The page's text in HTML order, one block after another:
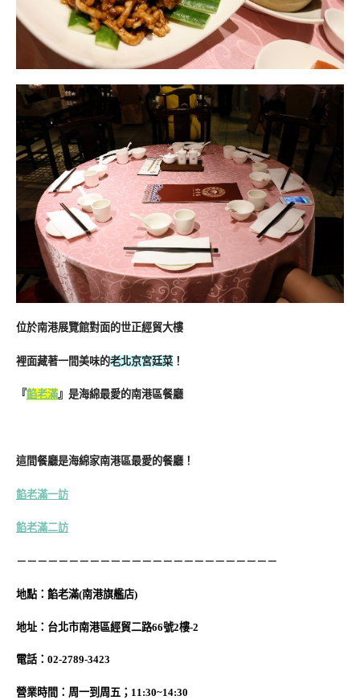
位於南港展覽館對面的世正經貿大樓
裡面藏著一間美味的老北京宮廷菜 ！
『餡老滿』是海綿最愛的南港區餐廳
這間餐廳是海綿家南港區最愛的餐廳！
餡老滿一訪
餡老滿二訪
－－－－－－－－－－－－－－－－－－－－－－－－－
地點：餡老滿(南港旗艦店)
地址：台北市南港區經貿二路66號2樓-2
電話：02-2789-3423
營業時間：周一到周五；11:30~14:30